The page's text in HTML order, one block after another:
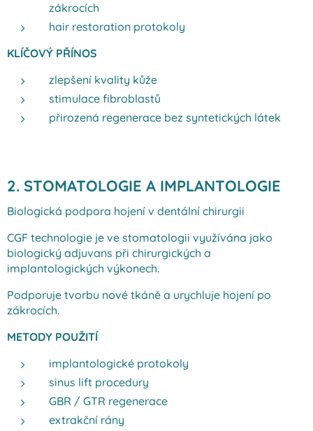
zákrocích
hair restoration protokoly
KLÍČOVÝ PŘÍNOS
zlepšení kvality kůže
stimulace fibroblastů
přirozená regenerace bez syntetických látek
2. STOMATOLOGIE A IMPLANTOLOGIE
Biologická podpora hojení v dentální chirurgii
CGF technologie je ve stomatologii využívána jako
biologický adjuvans při chirurgických a
implantologických výkonech.
Podporuje tvorbu nové tkáně a urychluje hojení po
zákrocích.
METODY POUŽITÍ
implantologické protokoly
sinus lift procedury
GBR / GTR regenerace
extrakční rány